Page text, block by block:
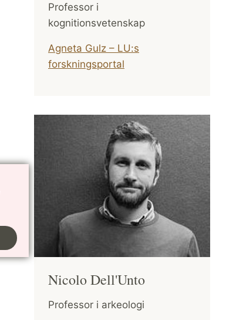
Professor i
kognitionsvetenskap
Agneta Gulz – LU:s
forskningsportal
Nicolo Dell'Unto
Professor i arkeologi